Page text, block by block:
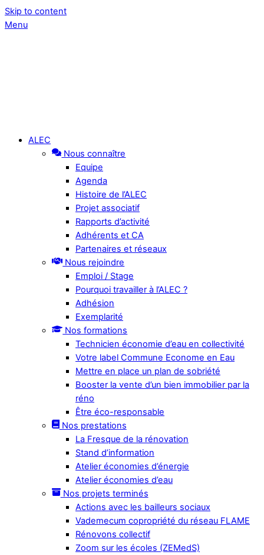
Skip to content
Menu
ALEC
Nous connaître
Equipe
Agenda
Histoire de l’ALEC
Projet associatif
Rapports d’activité
Adhérents et CA
Partenaires et réseaux
Nous rejoindre
Emploi / Stage
Pourquoi travailler à l’ALEC ?
Adhésion
Exemplarité
Nos formations
Technicien économie d’eau en collectivité
Votre label Commune Econome en Eau
Mettre en place un plan de sobriété
Booster la vente d’un bien immobilier par la
réno
Être éco-responsable
Nos prestations
La Fresque de la rénovation
Stand d’information
Atelier économies d’énergie
Atelier économies d’eau
Nos projets terminés
Actions avec les bailleurs sociaux
Vademecum copropriété du réseau FLAME
Rénovons collectif
Zoom sur les écoles (ZEMedS)